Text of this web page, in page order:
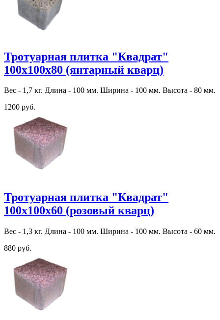
Тротуарная плитка "Квадрат"
100х100х80 (янтарный кварц)
Вес - 1,7 кг. Длина - 100 мм. Ширина - 100 мм. Высота - 80 мм.
1200 руб.
Тротуарная плитка "Квадрат"
100х100х60 (розовый кварц)
Вес - 1,3 кг. Длина - 100 мм. Ширина - 100 мм. Высота - 60 мм.
880 руб.